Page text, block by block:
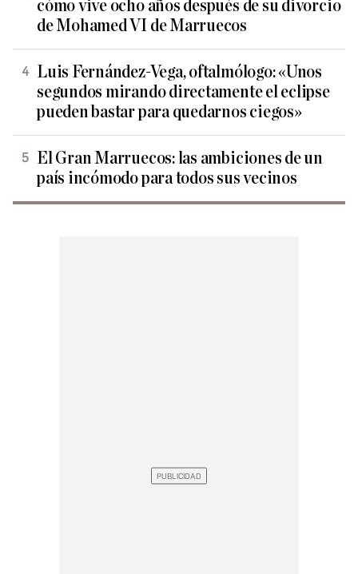
cómo vive ocho años después de su divorcio
de Mohamed VI de Marruecos
Luis Fernández-Vega, oftalmólogo: «Unos
segundos mirando directamente el eclipse
pueden bastar para quedarnos ciegos»
El Gran Marruecos: las ambiciones de un
país incómodo para todos sus vecinos